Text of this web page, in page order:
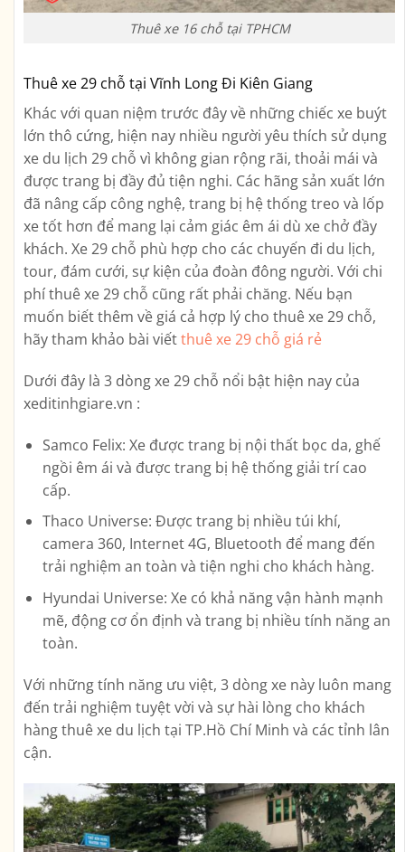
Thuê xe 16 chỗ tại TPHCM
Thuê xe 29 chỗ tại Vĩnh Long Đi Kiên Giang
Khác với quan niệm trước đây về những chiếc xe buýt
lớn thô cứng, hiện nay nhiều người yêu thích sử dụng
xe du lịch 29 chỗ vì không gian rộng rãi, thoải mái và
được trang bị đầy đủ tiện nghi. Các hãng sản xuất lớn
đã nâng cấp công nghệ, trang bị hệ thống treo và lốp
xe tốt hơn để mang lại cảm giác êm ái dù xe chở đầy
khách. Xe 29 chỗ phù hợp cho các chuyến đi du lịch,
tour, đám cưới, sự kiện của đoàn đông người. Với chi
phí thuê xe 29 chỗ cũng rất phải chăng. Nếu bạn
muốn biết thêm về giá cả hợp lý cho thuê xe 29 chỗ,
hãy tham khảo bài viếtthuê xe 29 chỗ giá rẻ
Dưới đây là 3 dòng xe 29 chỗ nổi bật hiện nay của
xeditinhgiare.vn :
Samco Felix: Xe được trang bị nội thất bọc da, ghế
ngồi êm ái và được trang bị hệ thống giải trí cao
cấp.
Thaco Universe: Được trang bị nhiều túi khí,
camera 360, Internet 4G, Bluetooth để mang đến
trải nghiệm an toàn và tiện nghi cho khách hàng.
Hyundai Universe: Xe có khả năng vận hành mạnh
mẽ, động cơ ổn định và trang bị nhiều tính năng an
toàn.
Với những tính năng ưu việt, 3 dòng xe này luôn mang
đến trải nghiệm tuyệt vời và sự hài lòng cho khách
hàng thuê xe du lịch tại TP.Hồ Chí Minh và các tỉnh lân
cận.